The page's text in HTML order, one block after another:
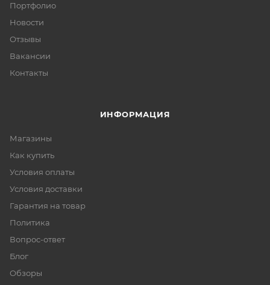
Портфолио
Новости
Отзывы
Вакансии
Контакты
ИНФОРМАЦИЯ
Магазины
Как купить
Условия оплаты
Условия доставки
Гарантия на товар
Политика
Вопрос-ответ
Блог
Обзоры